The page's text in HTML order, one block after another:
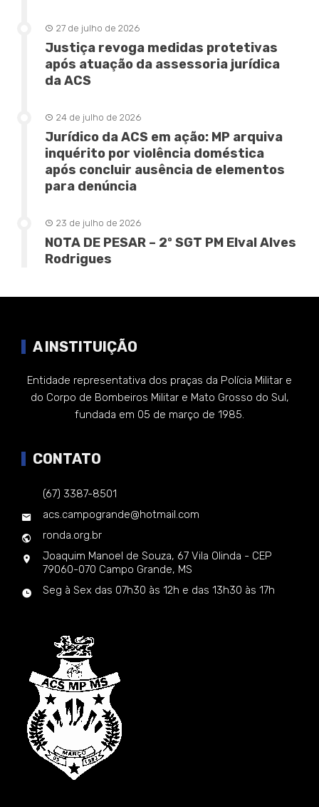
27 de julho de 2026
Justiça revoga medidas protetivas
após atuação da assessoria jurídica
da ACS
24 de julho de 2026
Jurídico da ACS em ação: MP arquiva
inquérito por violência doméstica
após concluir ausência de elementos
para denúncia
23 de julho de 2026
NOTA DE PESAR – 2º SGT PM Elval Alves
Rodrigues
A INSTITUIÇÃO
Entidade representativa dos praças da Polícia Militar e
do Corpo de Bombeiros Militar e Mato Grosso do Sul,
fundada em 05 de março de 1985.
CONTATO
(67) 3387-8501
acs.campogrande@hotmail.com
ronda.org.br
Joaquim Manoel de Souza, 67 Vila Olinda - CEP
79060-070 Campo Grande, MS
Seg à Sex das 07h30 às 12h e das 13h30 às 17h